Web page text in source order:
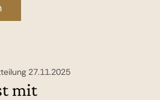
27.11.2025
mit